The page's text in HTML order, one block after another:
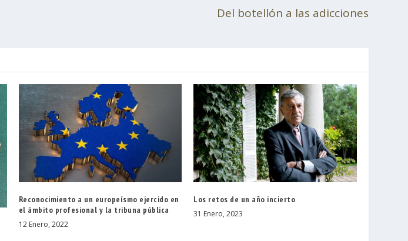
Del botellón a las adicciones
Reconocimiento a un europeísmo ejercido en
el ámbito profesional y la tribuna pública
12 Enero, 2022
Los retos de un año incierto
31 Enero, 2023